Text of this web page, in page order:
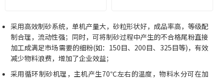
采用高效制砂系统，单机产量大，砂粒形状好，成品率高，等级配
制合理，流动性强；同时，可将制砂过程中产生的不合格尾粉直接
加工成满足市场需要的细粉(如：150目、200目、325目等)，有效
减少物料浪费，增加了企业效益；
采用循环制砂机理，主机产生70℃左右的温度，物料水分可在加